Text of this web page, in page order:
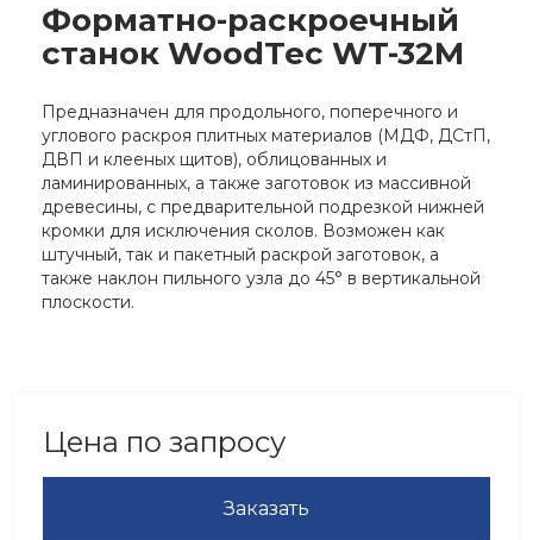
Форматно-раскроечный
станок WoodTec WT-32M
Предназначен для продольного, поперечного и
углового раскроя плитных материалов (МДФ, ДСтП,
ДВП и клееных щитов), облицованных и
ламинированных, а также заготовок из массивной
древесины, с предварительной подрезкой нижней
кромки для исключения сколов. Возможен как
штучный, так и пакетный раскрой заготовок, а
также наклон пильного узла до 45° в вертикальной
плоскости.
Цена по запросу
Заказать